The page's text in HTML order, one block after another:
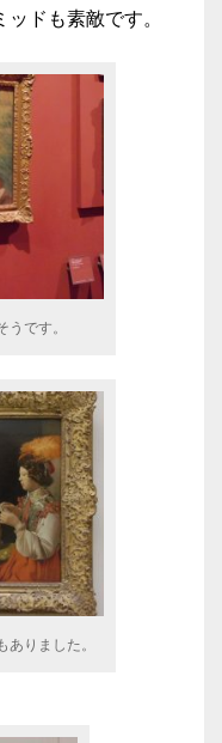
ドも素敵です。
です。
りました。